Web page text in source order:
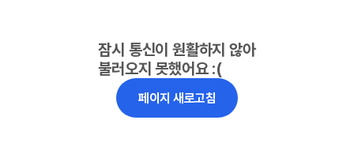
잠시 통신이 원활하지 않아
불러오지 못했어요 :(
페이지 새로고침